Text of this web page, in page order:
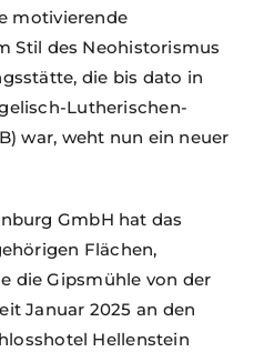
motivierende
Stil des Neohistorismus
die bis dato in
Lutherischen-
war, weht nun ein neuer
GmbH hat das
Flächen,
die Gipsmühle von der
Januar 2025 an den
Hellenstein